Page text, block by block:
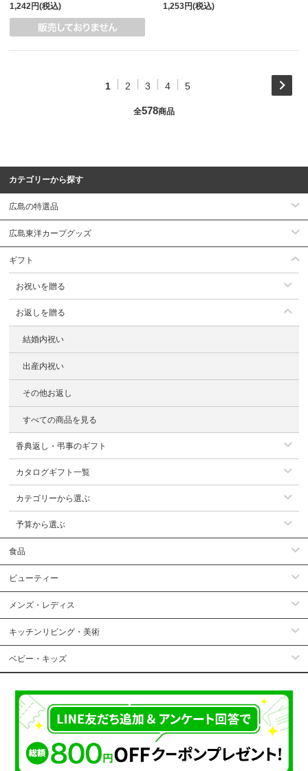
1,242円(税込)
1,253円(税込)
1 2 3 4 5
全578商品
カテゴリーから探す
広島の特選品
広島東洋カープグッズ
ギフト
お祝いを贈る
お返しを贈る
結婚内祝い
出産内祝い
その他お返し
すべての商品を見る
香典返し・弔事のギフト
カタログギフト一覧
カテゴリーから選ぶ
予算から選ぶ
食品
ビューティー
メンズ・レディス
キッチンリビング・美術
ベビー・キッズ